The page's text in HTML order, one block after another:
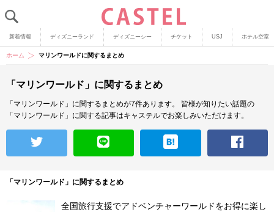
新着情報 ディズニーランド ディズニーシー チケット USJ ホテル空室
ホーム マリンワールドに関するまとめ
「マリンワールド」に関するまとめ
「マリンワールド」に関するまとめが7件あります。
皆様が知りたい話題の
「マリンワールド」に関する記事はキャステルでお楽しみいただけます。
「マリンワールド」に関するまとめ
全国旅行支援でアドベンチャーワールドをお得に楽し